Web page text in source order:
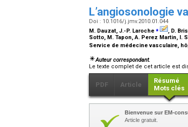
L’angiosonologie
Doi : 10.1016/j.jmv.2010.01.044
M. Dauzat, J.-P. Laroche ⁎
, D.
Sotto, M. Tapon, A. Perez Martin, I.
Service de médecine vasculaire,
Auteur correspondant.
Le texte complet de cet article est
PDF Article
Résumé
Mots clés
Bienvenue sur EM-
Article gratuit.